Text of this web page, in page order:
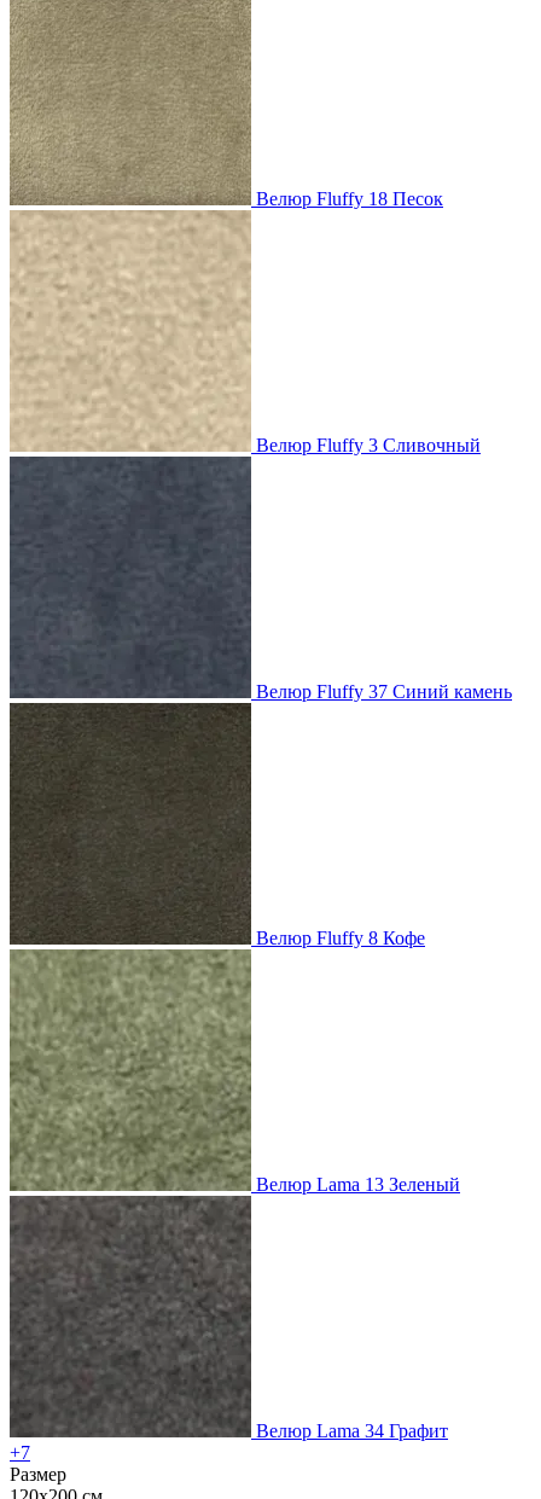
Велюр Fluffy 18 Песок
Велюр Fluffy 3 Сливочный
Велюр Fluffy 37 Синий камень
Велюр Fluffy 8 Кофе
Велюр Lama 13 Зеленый
Велюр Lama 34 Графит
+7
Размер